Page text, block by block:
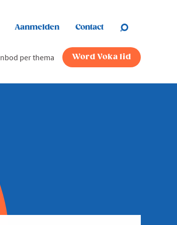
Aanmelden Contact
per thema Word Voka lid